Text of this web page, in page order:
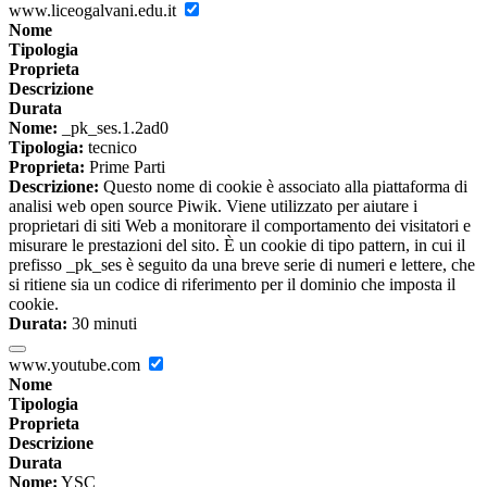
www.liceogalvani.edu.it
Nome
Tipologia
Proprieta
Descrizione
Durata
Nome: _pk_ses.1.2ad0
Tipologia: tecnico
Proprieta: Prime Parti
Descrizione: Questo nome di cookie è associato alla piattaforma di
analisi web open source Piwik. Viene utilizzato per aiutare i
proprietari di siti Web a monitorare il comportamento dei visitatori e
misurare le prestazioni del sito. È un cookie di tipo pattern, in cui il
prefisso _pk_ses è seguito da una breve serie di numeri e lettere, che
si ritiene sia un codice di riferimento per il dominio che imposta il
cookie.
Durata: 30 minuti
www.youtube.com
Nome
Tipologia
Proprieta
Descrizione
Durata
Nome: YSC